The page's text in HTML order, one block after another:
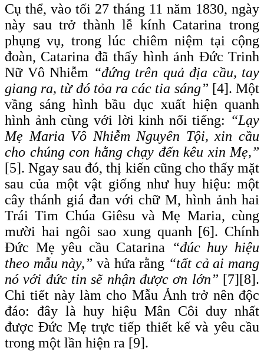
Cụ thể, vào tối 27 tháng 11 năm 1830, ngày
này sau trở thành lễ kính Catarina trong
phụng vụ, trong lúc chiêm niệm tại cộng
đoàn, Catarina đã thấy hình ảnh Đức Trinh
Nữ Vô Nhiễm “đứng trên quả địa cầu, tay
giang ra, từ đó tỏa ra các tia sáng” [4]. Một
vầng sáng hình bầu dục xuất hiện quanh
hình ảnh cùng với lời kinh nổi tiếng: “Lạy
Mẹ Maria Vô Nhiễm Nguyên Tội, xin cầu
cho chúng con hằng chạy đến kêu xin Mẹ,”
[5]. Ngay sau đó, thị kiến cũng cho thấy mặt
sau của một vật giống như huy hiệu: một
cây thánh giá đan với chữ M, hình ảnh hai
Trái Tim Chúa Giêsu và Mẹ Maria, cùng
mười hai ngôi sao xung quanh [6]. Chính
Đức Mẹ yêu cầu Catarina
“đúc huy hiệu
theo mẫu này,” và hứa rằng “tất cả ai mang
nó với đức tin sẽ nhận được ơn lớn” [7][8].
Chi tiết này làm cho Mẫu Ảnh trở nên độc
đáo: đây là huy hiệu Mân Côi duy nhất
được Đức Mẹ trực tiếp thiết kế và yêu cầu
trong một lần hiện ra [9].